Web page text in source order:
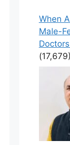
When
Male-
(17,679)